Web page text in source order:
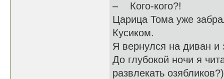
– Кого-кого?!
Царица Тома уже
Кусиком.
Я вернулся на диван
До глубокой ночи я
развлекать